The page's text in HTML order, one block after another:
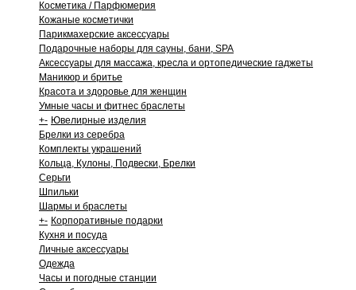
Косметика / Парфюмерия
Кожаные косметички
Парикмахерские аксессуары
Подарочные наборы для сауны, бани, SPA
Аксессуары для массажа, кресла и ортопедические гаджеты
Маникюр и бритье
Красота и здоровье для женщин
Умные часы и фитнес браслеты
+- Ювелирные изделия
Брелки из серебра
Комплекты украшений
Кольца, Кулоны, Подвески, Брелки
Серьги
Шпильки
Шармы и браслеты
+- Корпоративные подарки
Кухня и посуда
Личные аксессуары
Одежда
Часы и погодные станции